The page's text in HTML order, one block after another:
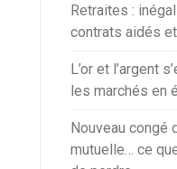
Retraites :
contrats aidés
L’or et l’argent
les marchés en
Nouveau congé
mutuelle… ce